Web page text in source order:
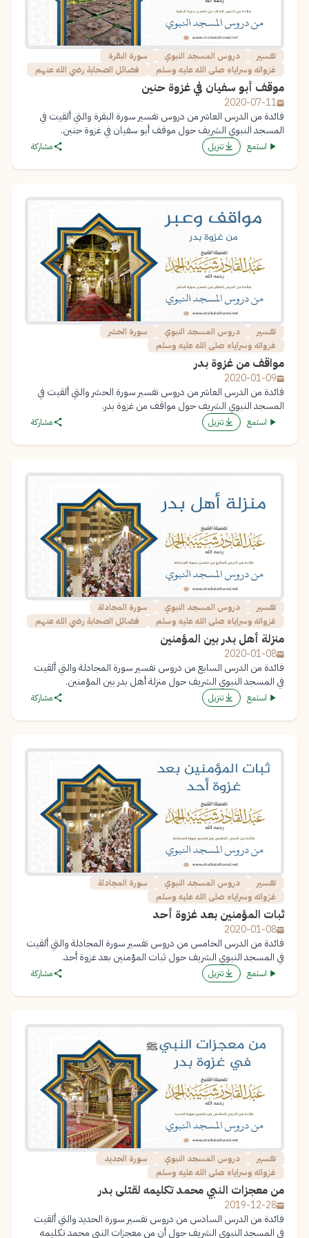
تفسير دروس المسجد النبوي
سورة البقرة
غزواته وسراياه صلى الله عليه وسلم
فضائل الصحابة رضي الله عنهم
موقف أبو سفيان في غزوة حنين
2020-07-11
فائدة من الدرس العاشر من دروس تفسير سورة البقرة والتي ألقيت في
المسجد النبوي الشريف حول موقف أبو سفيان في غزوة حنين.
استمع تنزيل مشاركة
تفسير دروس المسجد النبوي
سورة الحشر
غزواته وسراياه صلى الله عليه وسلم
مواقف من غزوة بدر
2020-01-09
فائدة من الدرس العاشر من دروس تفسير سورة الحشر والتي ألقيت في
المسجد النبوي الشريف حول مواقف من غزوة بدر.
استمع تنزيل مشاركة
تفسير دروس المسجد النبوي
سورة المجادلة
غزواته وسراياه صلى الله عليه وسلم
فضائل الصحابة رضي الله عنهم
منزلة أهل بدر بين المؤمنين
2020-01-08
فائدة من الدرس السابع من دروس تفسير سورة المجادلة والتي ألقيت
في المسجد النبوي الشريف حول منزلة أهل بدر بين المؤمنين.
استمع تنزيل مشاركة
تفسير دروس المسجد النبوي
سورة المجادلة
غزواته وسراياه صلى الله عليه وسلم
ثبات المؤمنين بعد غزوة أحد
2020-01-08
فائدة من الدرس الخامس من دروس تفسير سورة المجادلة والتي ألقيت
في المسجد النبوي الشريف حول ثبات المؤمنين بعد غزوة أحد.
استمع تنزيل مشاركة
تفسير دروس المسجد النبوي
سورة الحديد
غزواته وسراياه صلى الله عليه وسلم
من معجزات النبي محمد تكليمه لقتلى بدر
2019-12-28
فائدة من الدرس السادس من دروس تفسير سورة الحديد والتي ألقيت
في المسجد النبوي الشريف حول أن من معجزات النبي محمد تكليمه